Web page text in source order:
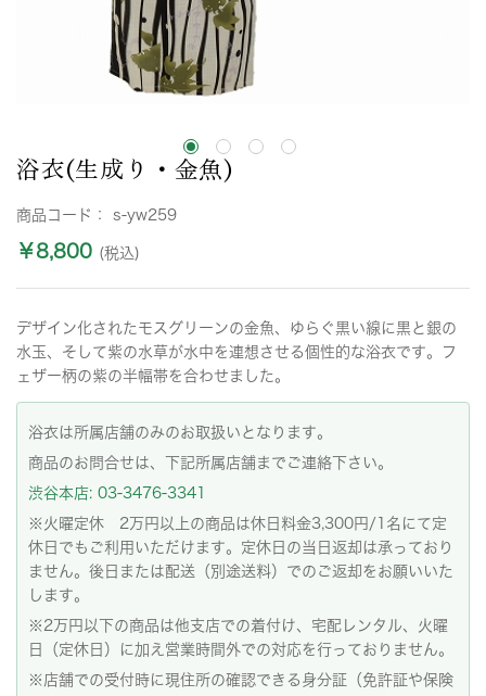
浴衣(生成り・金魚)
商品コード： s-yw259
￥8,800 (税込)
デザイン化されたモスグリーンの金魚、ゆらぐ黒い線に黒と銀の
水玉、そして紫の水草が水中を連想させる個性的な浴衣です。フ
ェザー柄の紫の半幅帯を合わせました。
浴衣は所属店舗のみのお取扱いとなります。
商品のお問合せは、下記所属店舗までご連絡下さい。
渋谷本店: 03-3476-3341
※火曜定休 2万円以上の商品は休日料金3,300円/1名にて定
休日でもご利用いただけます。定休日の当日返却は承っており
ません。後日または配送（別途送料）でのご返却をお願いいた
します。
※2万円以下の商品は他支店での着付け、宅配レンタル、火曜
日（定休日）に加え営業時間外での対応を行っておりません。
※店舗での受付時に現住所の確認できる身分証（免許証や保険